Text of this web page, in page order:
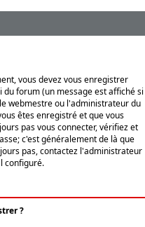
vous devez vous enregistrer
du forum (un message est affiché si
webmestre ou l'administrateur du
êtes enregistré et que vous
pas vous connecter, vérifiez et
c'est généralement de là que
pas, contactez l'administrateur
configuré.
?